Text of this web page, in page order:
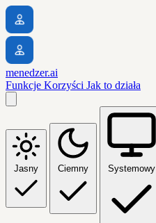
menedzer.ai
Funkcje Korzyści Jak to działa
Jasny Ciemny Systemowy